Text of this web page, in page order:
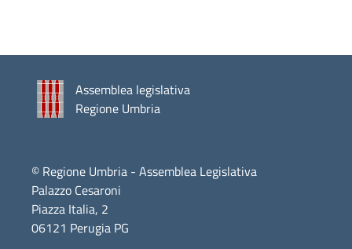
Assemblea legislativa
Regione Umbria
© Regione Umbria - Assemblea Legislativa
Palazzo Cesaroni
Piazza Italia, 2
06121 Perugia PG